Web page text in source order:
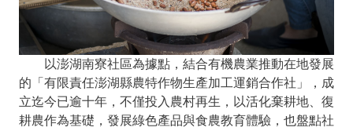
以澎湖南寮社區為據點，結合有機農業推動在地發展
的「有限責任澎湖縣農特作物生產加工運銷合作社」，成
立迄今已逾十年，不僅投入農村再生，以活化棄耕地、復
耕農作為基礎，發展綠色產品與食農教育體驗，也盤點社